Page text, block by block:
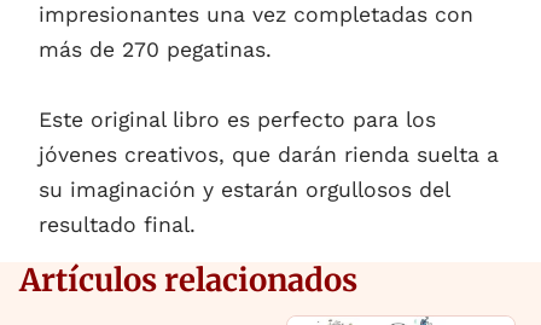
impresionantes una vez completadas con
más de 270 pegatinas.
Este original libro es perfecto para los
jóvenes creativos, que darán rienda suelta a
su imaginación y estarán orgullosos del
resultado final.
Artículos relacionados